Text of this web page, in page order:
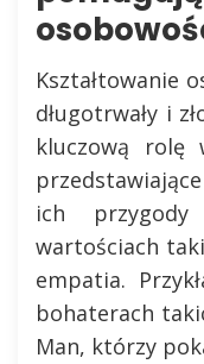
Kształtowanie
długotrwały i
kluczową rolę
ich
wartościach
empatia.
bohaterach
Man, którzy